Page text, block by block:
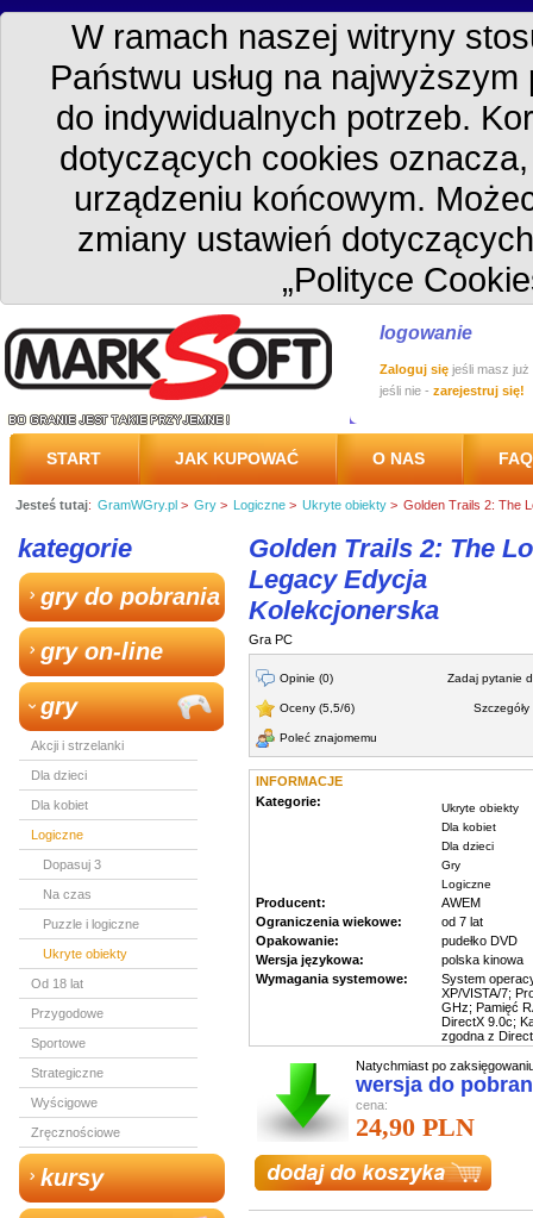
W ramach naszej witryny
Państwu usług na
do indywidualnych potrzeb.
dotyczących cookies
urządzeniu końcowym.
zmiany ustawień
„Polityce
logowanie
Zaloguj się jeśli masz już
jeśli nie - zarejestruj się!
START JAK KUPOWAĆ O NAS FAQ
PRZESYŁKA
Jesteś tutaj: GramWGry.pl > Gry > Logiczne > Ukryte obiekty > Golden Trails 2: The
kategorie
gry do pobrania
gry on-line
gry
Akcji i strzelanki
Dla dzieci
Dla kobiet
Logiczne
Dopasuj 3
Na czas
Puzzle i logiczne
Ukryte obiekty
Od 18 lat
Przygodowe
Sportowe
Strategiczne
Wyścigowe
Zręcznościowe
kursy
Golden Trails 2: The
Legacy Edycja
Kolekcjonerska
Gra PC
Opinie (0)
Oceny (5,5/6)
Poleć znajomemu
Zadaj pytanie
INFORMACJE
Kategorie:
Ukryte obiekty
Dla kobiet
Dla dzieci
Gry
Logiczne
Producent:
AWEM
Ograniczenia wiekowe:
od 7 lat
Opakowanie:
pudełko DVD
Wersja językowa:
polska kinowa
Wymagania systemowe:
System
XP/VISTA/7;
GHz; Pamięć
DirectX 9.0c;
zgodna z
Natychmiast po
wersja do
cena:
24,90 PLN